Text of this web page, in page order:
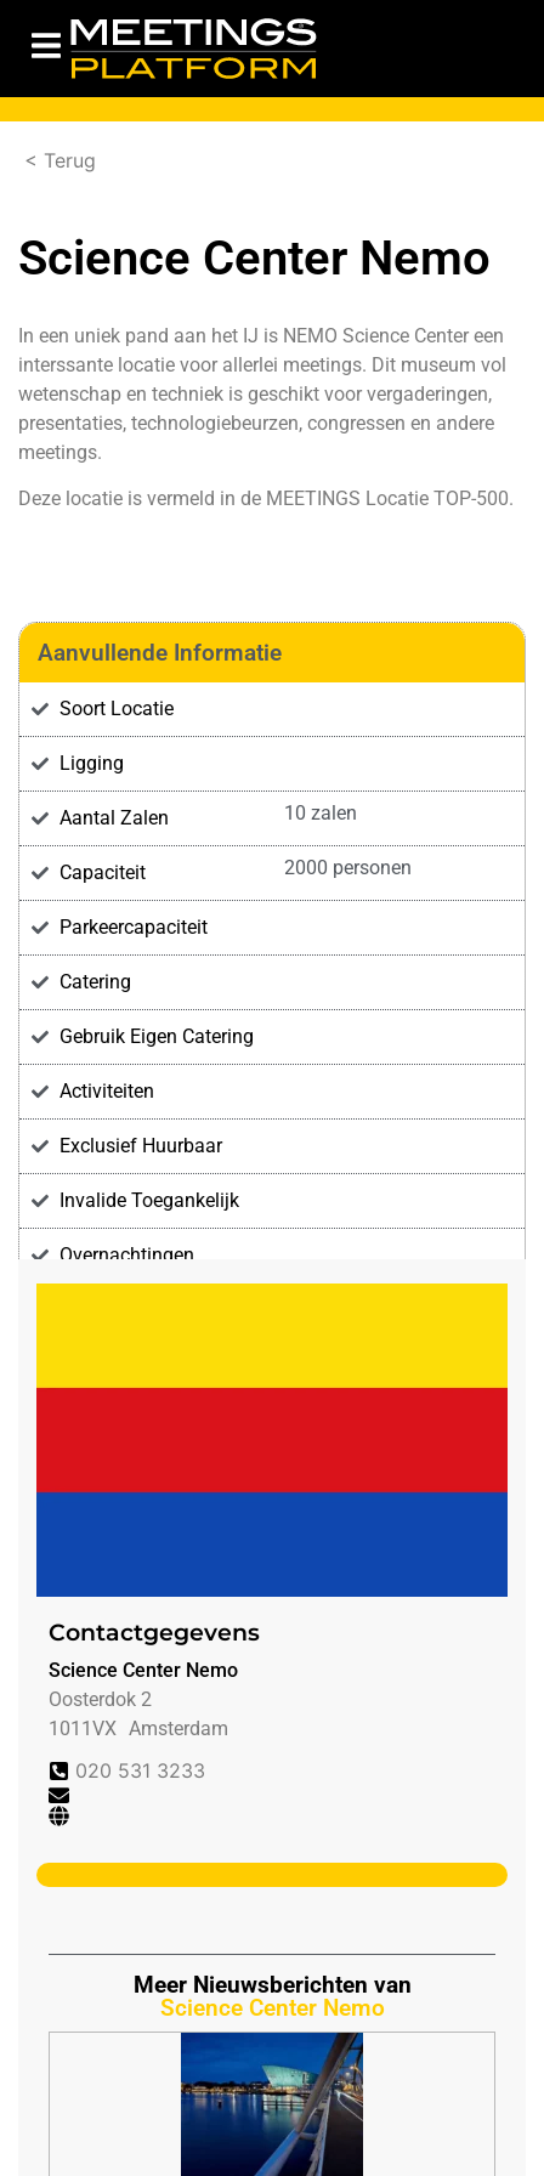
< Terug
Science Center Nemo
In een uniek pand aan het IJ is NEMO Science Center een
interssante locatie voor allerlei meetings. Dit museum vol
wetenschap en techniek is geschikt voor vergaderingen,
presentaties, technologiebeurzen, congressen en andere
meetings.
Deze locatie is vermeld in de MEETINGS Locatie TOP-500.
Aanvullende Informatie
Soort Locatie
Ligging
Aantal Zalen 10 zalen
Capaciteit 2000 personen
Parkeercapaciteit
Catering
Gebruik Eigen Catering
Activiteiten
Exclusief Huurbaar
Invalide Toegankelijk
Overnachtingen
Contactgegevens
Science Center Nemo
Oosterdok 2
1011VX Amsterdam
020 531 3233
Meer Nieuwsberichten van
Science Center Nemo